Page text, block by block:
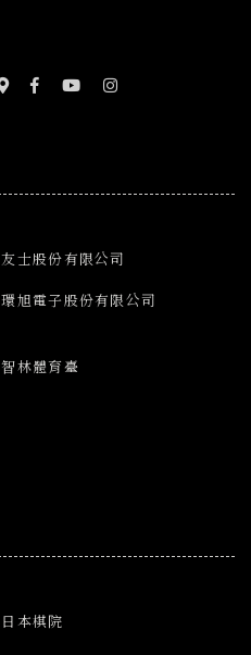
友士股份有限公司
環旭電子股份有限公司
智林體育臺
日本棋院